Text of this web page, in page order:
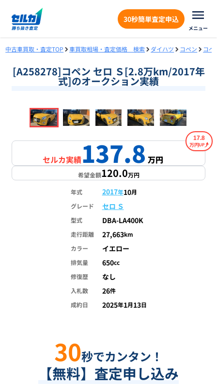
30秒簡単査定申込
メニュー
中古車買取・査定TOP 車買取相場・査定価格 検索 ダイハツ コペン コペ
[A258278]コペン セロ Ｓ[2.8万km/2017年
式]のオークション実績
1/17
セルカ実績137.8万円
17.8
万円
希望金額120.0万円
年式 2017年10月
グレード
セロ Ｓ
型式 DBA-LA400K
走行距離 27,663km
カラー
イエロー
排気量 650cc
修復歴
なし
入札数 26件
成約日
2025年1月13日
30秒でカンタン！
【無料】査定申し込み